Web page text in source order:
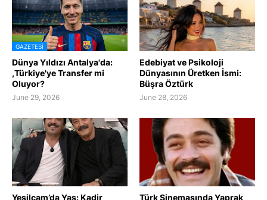
GAZETESI
Dünya Yıldızı Antalya'da:
,Türkiye'ye Transfer mi
Oluyor?
June 29, 2026
Edebiyat ve Psikoloji
Dünyasının Üretken İsmi:
Büşra Öztürk
June 28, 2026
Yeşilçam’da Yas: Kadir
Türk Sinemasında Yaprak